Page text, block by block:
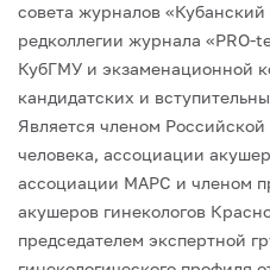
совета журналов
редколлегии журнала
КубГМУ и экзаменационной
кандидатских и
Является членом
человека, ассоциации
ассоциации МАРС и членом
акушеров гинекологов
председателем экспертной